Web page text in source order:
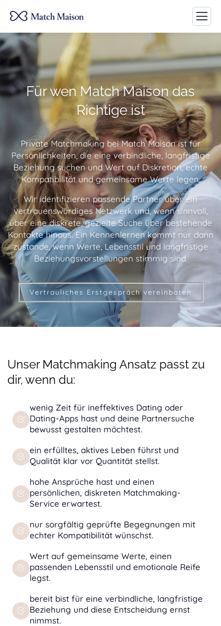
Für wen Match Maison das
Richtige ist
Private Matchmaking bei Match Maison ist für
Persönlichkeiten, die eine verbindliche, langfristige
Beziehung suchen und Wert auf Diskretion, echte
Kompatibilität und gemeinsame Werte legen.
Wir identifizieren passende Partner über ein
vertrauenswürdiges Netzwerk und, wenn sinnvoll,
über eine diskrete, gezielte Suche über bestehende
Kontakte hinaus. Ein Kennenlernen kommt nur dann
zustande, wenn Werte, Lebensstil und langfristige
Beziehungsvorstellungen stimmig sind.
Vertrauliches Erstgespräch vereinbaren
Unser Matchmaking Ansatz passt zu
dir, wenn du:
wenig Zeit für ineffektives Dating oder
Dating-Apps hast und deine Partnersuche
bewusst gestalten möchtest.
ein erfülltes, aktives Leben führst und
Qualität klar vor Quantität stellst.
hohe Ansprüche hast und einen
persönlichen, diskreten Matchmaking-
Service erwartest.
nur sorgfältig geprüfte Begegnungen mit
echter Kompatibilität wünschst.
Wert auf gemeinsame Werte, einen
passenden Lebensstil und emotionale Reife
legst.
bereit bist für eine verbindliche, langfristige
Beziehung und diese Entscheidung ernst
nimmst.